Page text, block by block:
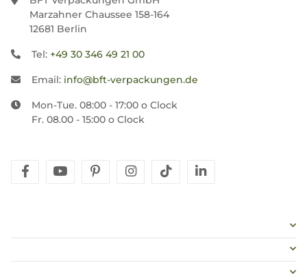
Marzahner Chaussee 158-164
12681 Berlin
Tel: +49 30 346 49 21 00
Email: info@bft-verpackungen.de
Mon-Tue. 08:00 - 17:00 o Clock
Fr. 08.00 - 15:00 o Clock
facebookyoutubepinterestinstagram
tiktok